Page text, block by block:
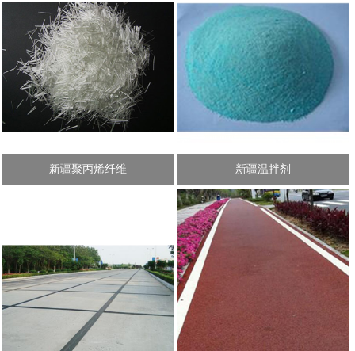
新疆聚丙烯纤维 新疆温拌剂